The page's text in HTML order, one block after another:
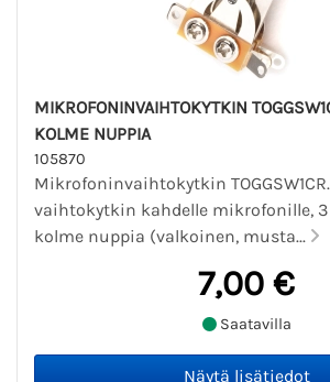
MIKROFONINVAIHTOKYTKIN
KOLME NUPPIA
105870
Mikrofoninvaihtokytkin
vaihtokytkin kahdelle mikrofonille,
kolme nuppia (valkoinen, musta...
7,00 €
Saatavilla